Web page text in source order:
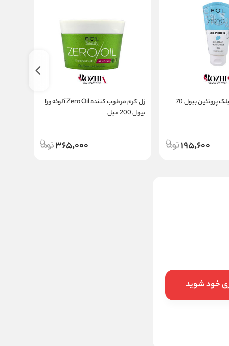
ژل کرم تیوپی سیلک پروتئین بیول 70
195,600
ژل کرم مرطوب کننده Zero Oil آلوئه ورا
بیول 200 میل
365,000
خود شوید